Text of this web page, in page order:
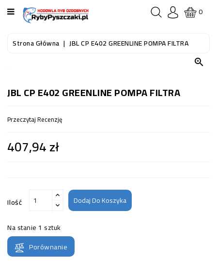
KATEGORIA
STRONA
AKWARIOWE
DO
WODNEGO
I
(SPRZĘT)
OCZKO
WODNE
(SPRZĘT)
0
Strona Główna JBL CP E402 GREENLINE POMPA FILTRA

JBL CP E402 GREENLINE POMPA FILTRA
Przeczytaj Recenzję
407,94 zł
Ilość Dodaj Do Koszyka
Na stanie 1 sztuk
Porównanie